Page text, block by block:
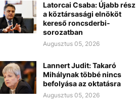
Latorcai Csaba: Újabb rész
a köztársasági elnököt
kereső roncsderbi-
sorozatban
Augusztus 05, 2026
Lannert Judit: Takaró
Mihálynak többé nincs
befolyása az oktatásra
Augusztus 05, 2026